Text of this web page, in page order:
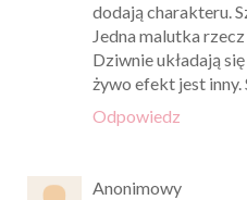
dodają charakteru.
Jedna malutka
Dziwnie układają
żywo efekt jest inny.
Odpowiedz
Anonimowy